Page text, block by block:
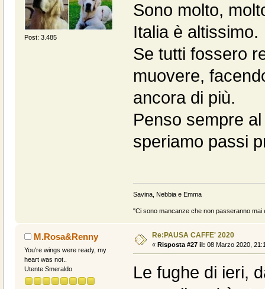
Post: 3.485
Sono molto,
Italia è altissimo.
Se tutti fossero
muovere,
ancora di più.
Penso sempre
speriamo passi
Savina, Nebbia e Emma
"Ci sono mancanze che non passeranno
M.Rosa&Renny
You're wings were ready, my
heart was not..
Utente Smeraldo
Re:PAUSA CAFFE' 2020
« Risposta #27 il: 08 Marzo 2020,
Le fughe di ieri,